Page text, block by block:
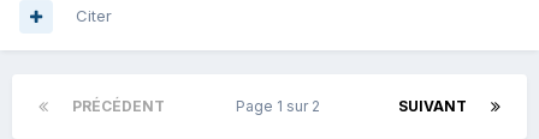
Citer
PRÉCÉDENT SUIVANT
Page 1 sur 2